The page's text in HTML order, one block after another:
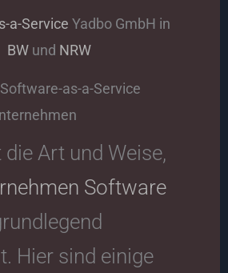
a-Service Yadbo GmbH in
BWund NRW
as-a-Service
Art und Weise,
Software
Hier sind einige